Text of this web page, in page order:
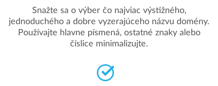
Snažte sa o výber čo najviac výstižného,
jednoduchého a dobre vyzerajúceho názvu domény.
Používajte hlavne písmená, ostatné znaky alebo
číslice minimalizujte.